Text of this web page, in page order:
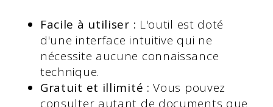
Facile à utiliser : L'outil est doté
d'une interface intuitive qui ne
nécessite aucune connaissance
technique.
Gratuit et illimité :Vous pouvez
consulter autant de documents que